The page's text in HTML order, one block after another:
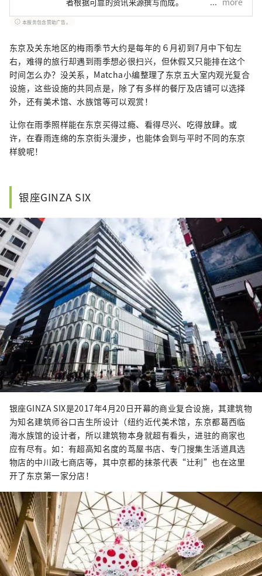
者根据可靠的资讯来源撰写而成。
本服务包含赞助广告。
东京及关东地区的梅雨季节大约是每年的６月初到7月中下旬左
右，难得的旅行却遇到雨季想必很扫兴，但休假又只能排在这个
时间怎么办？没关系，Matcha小编整理了东京五大室内观光复合
设施，这些设施的共同点是，除了有多样的餐厅及店铺可以选择
外，还有美术馆、水族馆等可以观赏！
让你在雨季照样能在东京买得过瘾、看得尽兴、吃得放肆。或
许，在春雨连绵的东京街头漫步，也能体会到与平时不同的东京
样貌呢！
银座GINZA SIX
银座GINZA SIX是2017年4月20日开幕的商业复合设施，其建筑物
为知名建筑师谷口吉生所设计（纽约近代美术馆，东京都葛西临
海水族馆的设计者，所以建筑物本身就超有看头，进驻的商家也
应有尽有。如：有超高知名度的茑屋书店、专门搜集生活道具选
物店的中川政七商店等，其中京都的抹茶代表“辻利”也在这里
开了东京第一家分店！